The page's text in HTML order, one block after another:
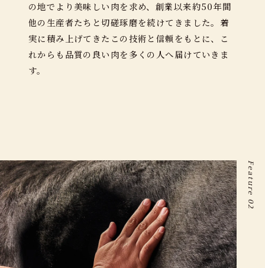
の地でより美味しい肉を求め、創業以来約50年間
他の生産者たちと切磋琢磨を続けてきました。着
実に積み上げてきたこの技術と信頼をもとに、こ
れからも品質の良い⾁を多くの⼈へ届けていきま
す。